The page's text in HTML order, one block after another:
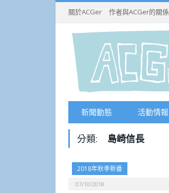
關於ACGer 作者與ACGer的關係
新聞動態 活動情報
分類: 島崎信長
2018年秋季新番
07/10/2018